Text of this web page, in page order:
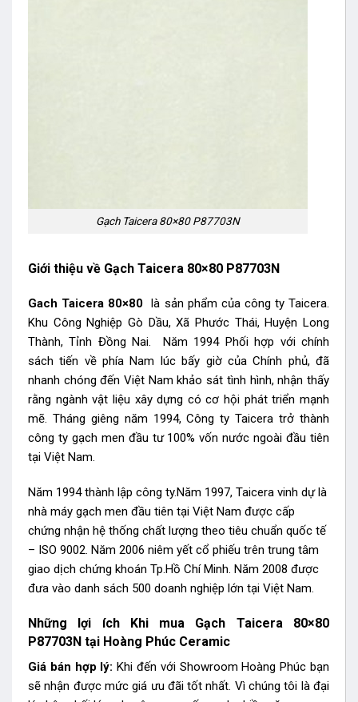
Gạch Taicera 80×80 P87703N
Giới thiệu về Gạch Taicera 80×80 P87703N
Gach Taicera 80×80là sản phẩm của công ty Taicera.
Khu Công Nghiệp Gò Dầu, Xã Phước Thái, Huyện Long
Thành, Tỉnh Đồng Nai. Năm 1994 Phối hợp với chính
sách tiến về phía Nam lúc bấy giờ của Chính phủ, đã
nhanh chóng đến Việt Nam khảo sát tình hình, nhận thấy
rằng ngành vật liệu xây dựng có cơ hội phát triển mạnh
mẽ. Tháng giêng năm 1994, Công ty Taicera trở thành
công ty gạch men đầu tư 100% vốn nước ngoài đầu tiên
tại Việt Nam.
Năm 1994 thành lập công ty.Năm 1997, Taicera vinh dự là
nhà máy gạch men đầu tiên tại Việt Nam được cấp
chứng nhận hệ thống chất lượng theo tiêu chuẩn quốc tế
– ISO 9002. Năm 2006 niêm yết cổ phiếu trên trung tâm
giao dịch chứng khoán Tp.Hồ Chí Minh. Năm 2008 được
đưa vào danh sách 500 doanh nghiệp lớn tại Việt Nam.
Những lợi ích Khi mua Gạch Taicera 80×80
P87703N tại Hoàng Phúc Ceramic
Giá bán hợp lý:Khi đến với Showroom Hoàng Phúc bạn
sẽ nhận được mức giá ưu đãi tốt nhất. Vì chúng tôi là đại